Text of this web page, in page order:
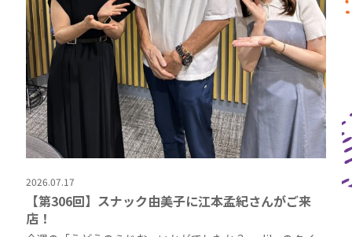
2026.07.17
【第306回】スナック由美子に江本孟紀さんがご来
店！